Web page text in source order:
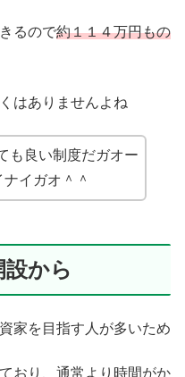
るので約１１４万円もの
はありませんよね
も良い制度だガオー
イガオ＾＾
設から
家を目指す人が多いため
おり、通常より時間がか